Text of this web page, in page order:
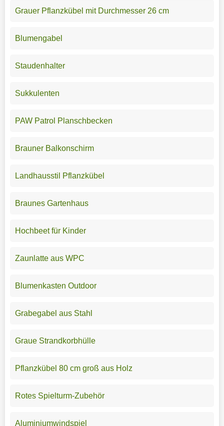
Grauer Pflanzkübel mit Durchmesser 26 cm
Blumengabel
Staudenhalter
Sukkulenten
PAW Patrol Planschbecken
Brauner Balkonschirm
Landhausstil Pflanzkübel
Braunes Gartenhaus
Hochbeet für Kinder
Zaunlatte aus WPC
Blumenkasten Outdoor
Grabegabel aus Stahl
Graue Strandkorbhülle
Pflanzkübel 80 cm groß aus Holz
Rotes Spielturm-Zubehör
Aluminiumwindspiel